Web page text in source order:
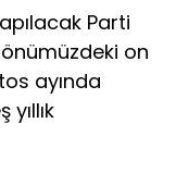
Parti
on
ayında